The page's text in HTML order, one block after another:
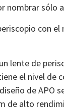
nombrar sólo
con el
lente de
el nivel
de APO
de alto